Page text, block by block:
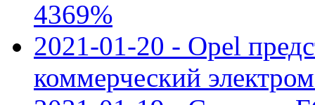
4369%
2021-01-20 - Opel
коммерческий